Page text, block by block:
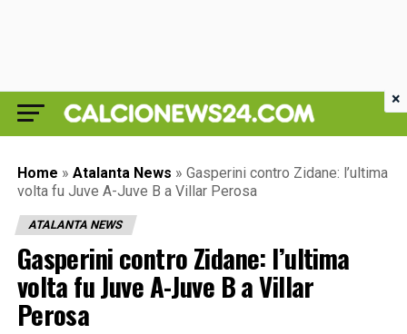
Home » Atalanta News » Gasperini contro Zidane: l’ultima
volta fu Juve A-Juve B a Villar Perosa
ATALANTA NEWS
Gasperini contro Zidane: l’ultima
volta fu Juve A-Juve B a Villar
Perosa
×